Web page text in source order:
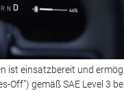
ist einsatzbereit und
Off") gemäß SAE Level 3